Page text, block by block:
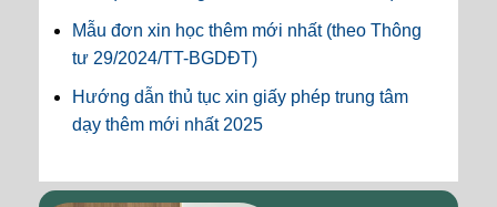
Mẫu đơn xin học thêm mới nhất (theo Thông
tư 29/2024/TT-BGDĐT)
Hướng dẫn thủ tục xin giấy phép trung tâm
dạy thêm mới nhất 2025